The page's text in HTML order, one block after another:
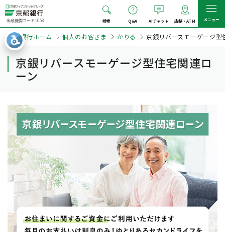
金融機関コード:0158 検索 Q&A AIチャット 店舗・ATM メニュー
京都銀行ホーム 個人のお客さま かりる 京銀リバースモーゲージ型
京銀リバースモーゲージ型住宅関連ロ
ーン